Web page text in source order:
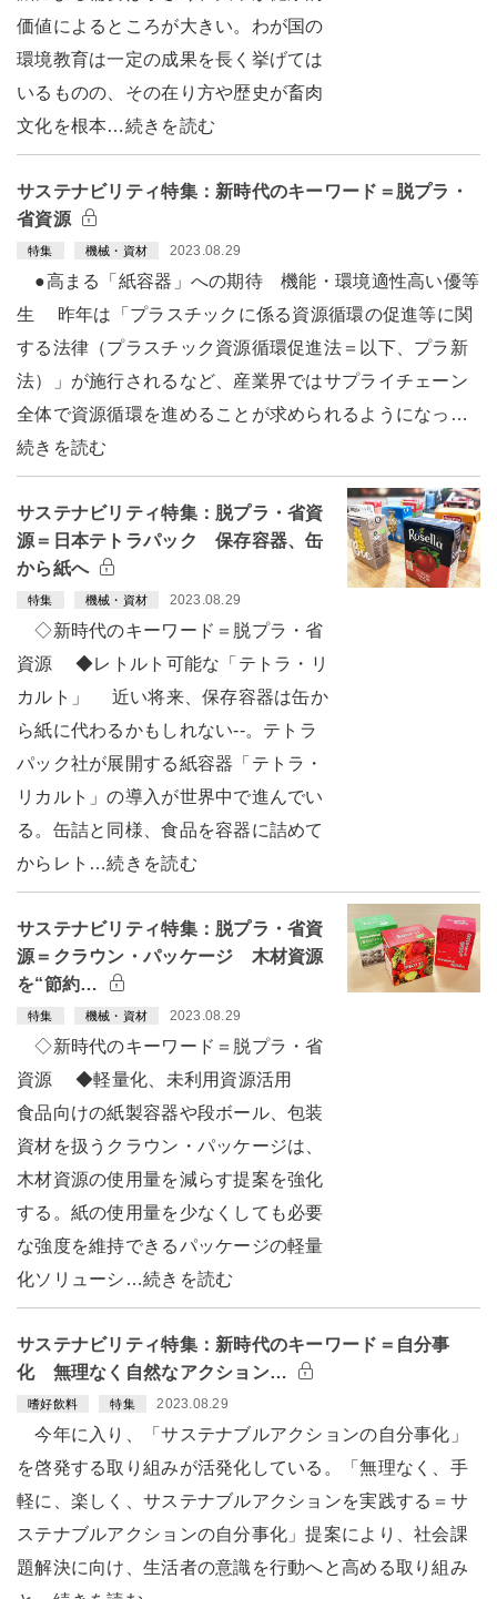
価値によるところが大きい。わが国の
環境教育は一定の成果を長く挙げては
いるものの、その在り方や歴史が畜肉
文化を根本…続きを読む
サステナビリティ特集：新時代のキーワード＝脱プラ・
省資源
特集 機械・資材 2023.08.29
●高まる「紙容器」への期待 機能・環境適性高い優等
生 昨年は「プラスチックに係る資源循環の促進等に関
する法律（プラスチック資源循環促進法＝以下、プラ新
法）」が施行されるなど、産業界ではサプライチェーン
全体で資源循環を進めることが求められるようになっ…
続きを読む
サステナビリティ特集：脱プラ・省資
源＝日本テトラパック 保存容器、缶
から紙へ
特集 機械・資材 2023.08.29
◇新時代のキーワード＝脱プラ・省
資源 ◆レトルト可能な「テトラ・リ
カルト」 近い将来、保存容器は缶か
ら紙に代わるかもしれない--。テトラ
パック社が展開する紙容器「テトラ・
リカルト」の導入が世界中で進んでい
る。缶詰と同様、食品を容器に詰めて
からレト…続きを読む
サステナビリティ特集：脱プラ・省資
源＝クラウン・パッケージ 木材資源
を“節約…
特集 機械・資材 2023.08.29
◇新時代のキーワード＝脱プラ・省
資源 ◆軽量化、未利用資源活用
食品向けの紙製容器や段ボール、包装
資材を扱うクラウン・パッケージは、
木材資源の使用量を減らす提案を強化
する。紙の使用量を少なくしても必要
な強度を維持できるパッケージの軽量
化ソリューシ…続きを読む
サステナビリティ特集：新時代のキーワード＝自分事
化 無理なく自然なアクション…
嗜好飲料 特集 2023.08.29
今年に入り、「サステナブルアクションの自分事化」
を啓発する取り組みが活発化している。「無理なく、手
軽に、楽しく、サステナブルアクションを実践する＝サ
ステナブルアクションの自分事化」提案により、社会課
題解決に向け、生活者の意識を行動へと高める取り組み